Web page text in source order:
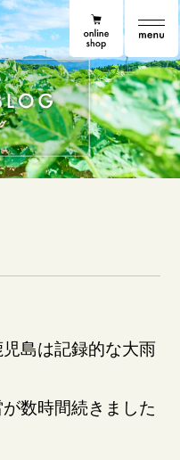
原農場便り
online shop
島は記録的な大雨
数時間続きました